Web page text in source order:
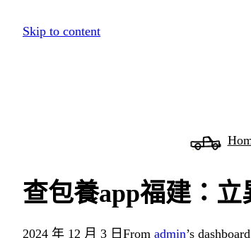
跳
Skip to content
查包養app福建：立
2024 年 12 月 3 日 From admin’s dashboard